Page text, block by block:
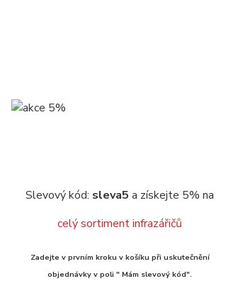
Slevový kód: sleva5 a získejte 5% na
celý sortiment infrazářičů
Zadejte v prvním kroku v košíku při uskutečnění
objednávky v poli " Mám slevový kód".